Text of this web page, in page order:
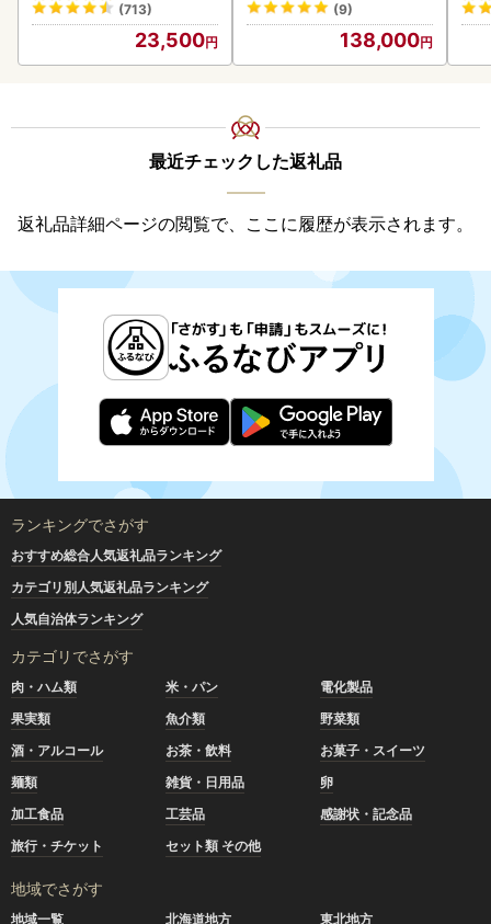
(713)
23,500
(9)
138,000
最近チェックした返礼品
返礼品詳細ページの閲覧で、ここに履歴が表示されます。
ランキングでさがす
おすすめ総合人気返礼品ランキング
カテゴリ別人気返礼品ランキング
人気自治体ランキング
カテゴリでさがす
肉・ハム類 米・パン
電化製品
果実類
魚介類
野菜類
酒・アルコール
お茶・飲料
お菓子・スイーツ
麺類
雑貨・日用品
卵
加工食品
工芸品
感謝状・記念品
旅行・チケット
セット類 その他
地域でさがす
地域一覧 北海道地方
東北地方